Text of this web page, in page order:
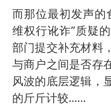
而那位最初发声的
维权行讹诈”质疑
部门提交补充材料
与商户之间是否存
风波的底层逻辑，
的斤斤计较……